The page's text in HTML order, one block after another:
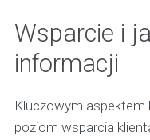
Wsparcie i
informacji
Kluczowym
poziom wsparcia